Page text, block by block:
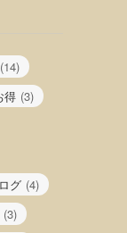
(14)
得 (3)
グ (4)
(3)